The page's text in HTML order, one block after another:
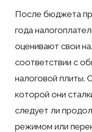
После бюджета
года
оценивают свои
соответствии с
налоговой плиты.
которой они
следует ли
режимом или